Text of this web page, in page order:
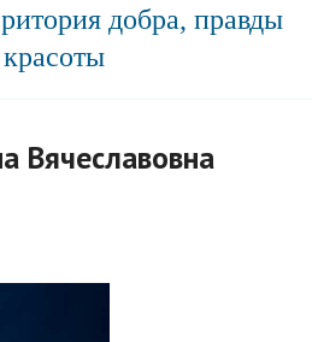
добра, правды
Вячеславовна